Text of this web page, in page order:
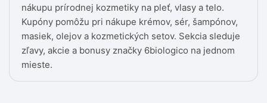
nákupu prírodnej kozmetiky na pleť, vlasy a telo.
Kupóny pomôžu pri nákupe krémov, sér, šampónov,
masiek, olejov a kozmetických setov. Sekcia sleduje
zľavy, akcie a bonusy značky 6biologico na jednom
mieste.